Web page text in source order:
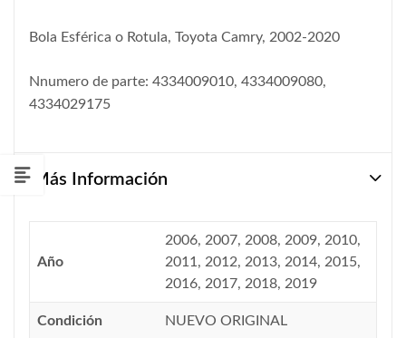
Bola Esférica o Rotula, Toyota Camry, 2002-2020
Nnumero de parte: 4334009010, 4334009080,
4334029175
Más Información
Año
2006, 2007, 2008, 2009, 2010,
2011, 2012, 2013, 2014, 2015,
2016, 2017, 2018, 2019
Condición NUEVO ORIGINAL